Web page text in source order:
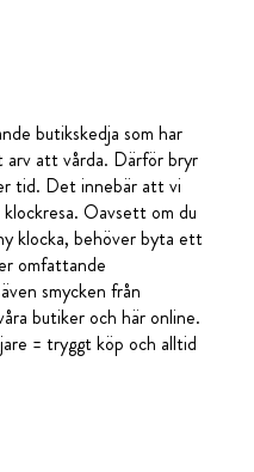
butikskedja som har
att vårda. Därför bryr
tid. Det innebär att vi
Oavsett om du
klocka, behöver byta ett
omfattande
smycken från
butiker och här online.
= tryggt köp och alltid